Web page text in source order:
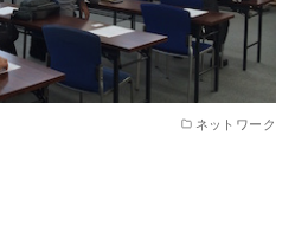
ネットワーク